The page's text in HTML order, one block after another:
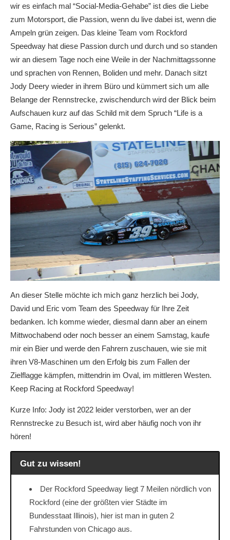
wir es einfach mal “Social-Media-Gehabe” ist dies die Liebe
zum Motorsport, die Passion, wenn du live dabei ist, wenn die
Ampeln grün zeigen. Das kleine Team vom Rockford
Speedway hat diese Passion durch und durch und so standen
wir an diesem Tage noch eine Weile in der Nachmittagssonne
und sprachen von Rennen, Boliden und mehr. Danach sitzt
Jody Deery wieder in ihrem Büro und kümmert sich um alle
Belange der Rennstrecke, zwischendurch wird der Blick beim
Aufschauen kurz auf das Schild mit dem Spruch “Life is a
Game, Racing is Serious” gelenkt.
An dieser Stelle möchte ich mich ganz herzlich bei Jody,
David und Eric vom Team des Speedway für Ihre Zeit
bedanken. Ich komme wieder, diesmal dann aber an einem
Mittwochabend oder noch besser an einem Samstag, kaufe
mir ein Bier und werde den Fahrern zuschauen, wie sie mit
ihren V8-Maschinen um den Erfolg bis zum Fallen der
Zielflagge kämpfen, mittendrin im Oval, im mittleren Westen.
Keep Racing at Rockford Speedway!
Kurze Info: Jody ist 2022 leider verstorben, wer an der
Rennstrecke zu Besuch ist, wird aber häufig noch von ihr
hören!
Gut zu wissen!
Der Rockford Speedway liegt 7 Meilen nördlich von
Rockford (eine der größten vier Städte im
Bundesstaat Illinois), hier ist man in guten 2
Fahrstunden von Chicago aus.